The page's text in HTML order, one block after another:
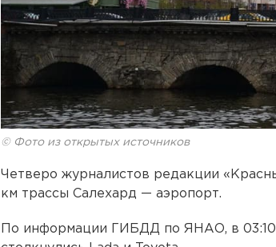
© Фото из открытых источников
Четверо журналистов редакции
км трассы Салехард — аэропорт.
По информации ГИБДД по ЯНАО, в 03:10